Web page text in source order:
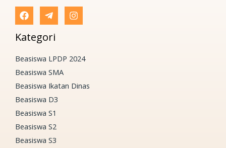
Kategori
Beasiswa LPDP 2024
Beasiswa SMA
Beasiswa Ikatan Dinas
Beasiswa D3
Beasiswa S1
Beasiswa S2
Beasiswa S3